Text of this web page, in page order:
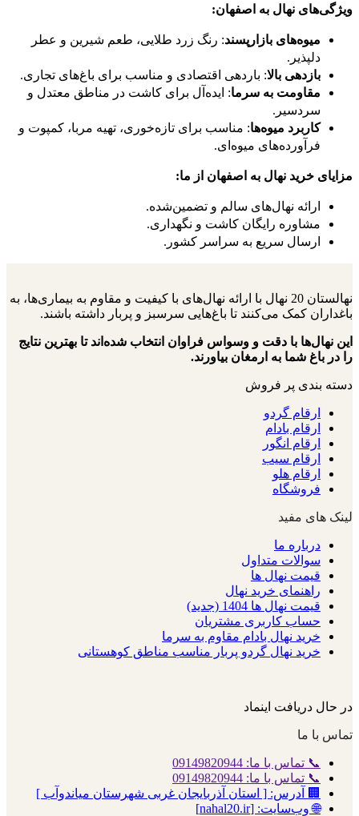
ویژگی‌های نهال به اصفهان:
میوه‌های بازارپسند: رنگ زرد طلایی، طعم شیرین و عطر
دلپذیر.
بازدهی بالا: باردهی اقتصادی و مناسب برای باغ‌های تجاری.
مقاومت به سرما: ایده‌آل برای کاشت در مناطق معتدل و
سردسیر.
کاربرد میوه‌ها: مناسب برای تازه‌خوری، تهیه مربا، کمپوت و
فرآورده‌های میوه‌ای.
مزایای خرید نهال به اصفهان از ما:
ارائه نهال‌های سالم و تضمین‌شده.
مشاوره رایگان کاشت و نگهداری.
ارسال سریع به سراسر کشور.
نهالستان 20 نهال با ارائه نهال‌های با کیفیت و مقاوم به بیماری‌ها، به
باغداران کمک می‌کنند تا باغ‌هایی سرسبز و پربار داشته باشند.
این نهال‌ها با دقت و وسواس فراوان انتخاب شده‌اند تا بهترین نتایج
را در باغ شما به ارمغان بیاورند.
دسته بندی پر فروش
ارقام گردو
ارقام بادام
ارقام انگور
ارقام سیب
ارقام هلو
فروشگاه
لینک های مفید
درباره ما
سوالات متداول
قیمت نهال ها
راهنمای خرید نهال
قیمت نهال ها 1404 (جدید)
حساب کاربری مشتریان
خرید نهال بادام مقاوم به سرما
خرید نهال گردو پربار مناسب مناطق کوهستانی
در حال دریافت اینماد
تماس با ما
📞 تماس با ما: 09149820944
📞 تماس با ما: 09149820944
🏢 آدرس: [ استان آذربایجان غربی شهرستان میاندوآب ]
🌐 وب‌سایت: [nahal20.ir]